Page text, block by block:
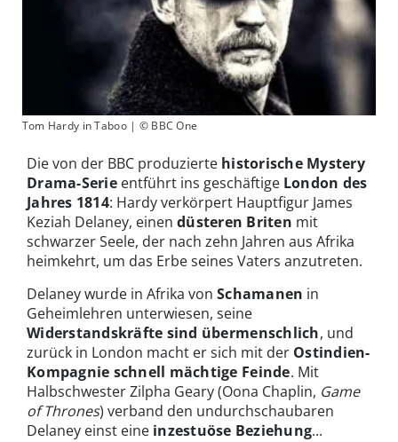
Tom Hardy in Taboo | © BBC One
Die von der BBC produzierte historische Mystery
Drama-Serieentführt ins geschäftige London des
Jahres 1814: Hardy verkörpert Hauptfigur James
Keziah Delaney, einen düsteren Briten mit
schwarzer Seele, der nach zehn Jahren aus Afrika
heimkehrt, um das Erbe seines Vaters anzutreten.
Delaney wurde in Afrika von Schamanen in
Geheimlehren unterwiesen, seine
Widerstandskräfte sind übermenschlich, und
zurück in London macht er sich mit der Ostindien-
Kompagnie schnell mächtige Feinde. Mit
Halbschwester Zilpha Geary (Oona Chaplin, Game
of Thrones) verband den undurchschaubaren
Delaney einst eine inzestuöse Beziehung...